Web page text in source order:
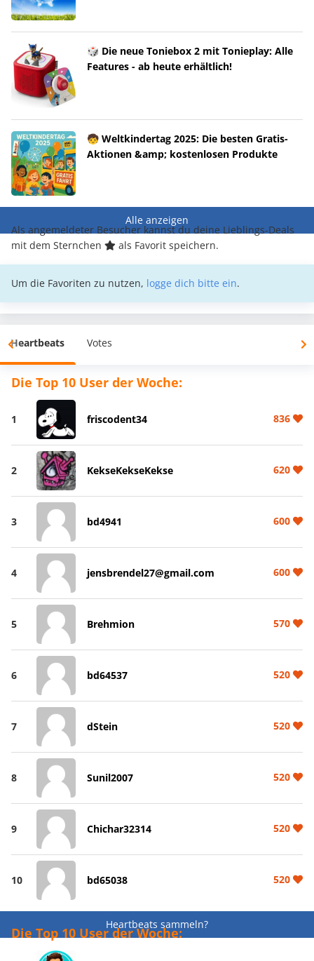
🎲 Die neue Toniebox 2 mit Tonieplay: Alle
Features - ab heute erhältlich!
🧒 Weltkindertag 2025: Die besten Gratis-
Aktionen &amp; kostenlosen Produkte
Alle anzeigen
Als angemeldeter Besucher kannst du deine Lieblings-Deals
mit dem Sternchen
als Favorit speichern.
Um die Favoriten zu nutzen, logge dich bitte ein.
Heartbeats Votes
Die Top 10 User der Woche:
1 friscodent34 836
2 KekseKekseKekse 620
3 bd4941 600
4 jensbrendel27@gmail.com 600
5 Brehmion 570
6 bd64537 520
7 dStein 520
8 Sunil2007 520
9 Chichar32314 520
10 bd65038 520
Heartbeats sammeln?
Die Top 10 User der Woche: